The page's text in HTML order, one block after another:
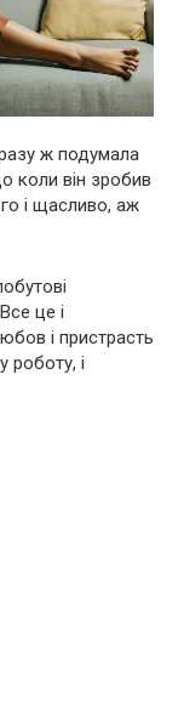
ж подумала
коли він зробив
і щасливо, аж
це і
і пристрасть
роботу, і